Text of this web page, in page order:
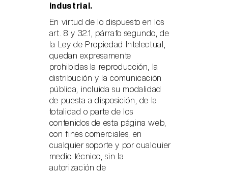
industrial.
En virtud de lo dispuesto en los
art. 8 y 32.1, párrafo segundo, de
la Ley de Propiedad Intelectual,
quedan expresamente
prohibidas la reproducción, la
distribución y la comunicación
pública, incluida su modalidad
de puesta a disposición, de la
totalidad o parte de los
contenidos de esta página web,
con fines comerciales, en
cualquier soporte y por cualquier
medio técnico, sin la
autorización de